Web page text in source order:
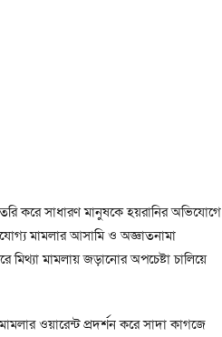
করে সাধারণ মানুষকে হয়রানির অভিযোগে
মামলার আসামি ও অজ্ঞাতনামা
মিথ্যা মামলায় জড়ানোর অপচেষ্টা চালিয়ে
ওয়ারেন্ট প্রদর্শন করে সাদা কাগজে